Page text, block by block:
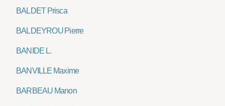
BALDET Prisca
BALDEYROU Pierre
BANIDE L.
BANVILLE Maxime
BARBEAU Manon